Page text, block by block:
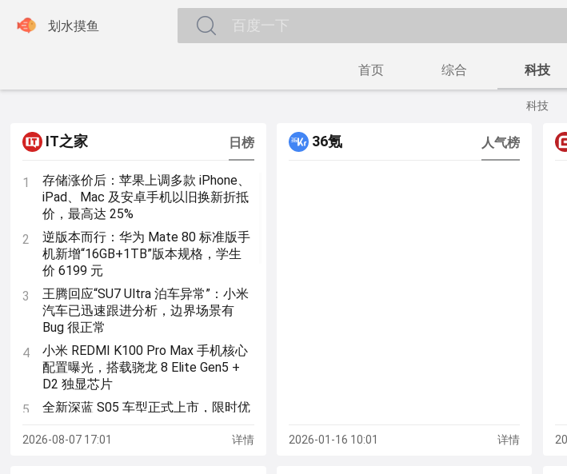
划水摸鱼 
首页 综合 科技
科技
IT之家 日榜
1
存储涨价后：苹果上调多款 iPhone、
iPad、Mac 及安卓手机以旧换新折抵
价，最高达 25%
2
逆版本而行：华为 Mate 80 标准版手
机新增“16GB+1TB”版本规格，学生
价 6199 元
3
王腾回应“SU7 Ultra 泊车异常”：小米
汽车已迅速跟进分析，边界场景有
Bug 很正常
4
小米 REDMI K100 Pro Max 手机核心
配置曝光，搭载骁龙 8 Elite Gen5 +
D2 独显芯片
5
全新深蓝 S05 车型正式上市，限时优
特斯拉中国上架 Model Y 单人充气床
2026-08-07 17:01 详情
36氪 人气榜
2026-01-16 10:01 详情